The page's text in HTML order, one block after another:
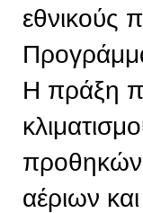
εθνικούς
Η πράξη
προθηκών
αέριων